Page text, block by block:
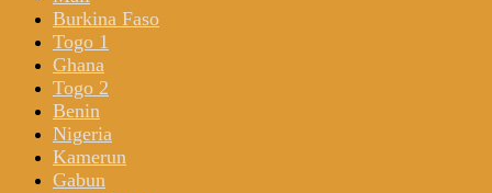
Burkina Faso
Togo 1
Ghana
Togo 2
Benin
Nigeria
Kamerun
Gabun